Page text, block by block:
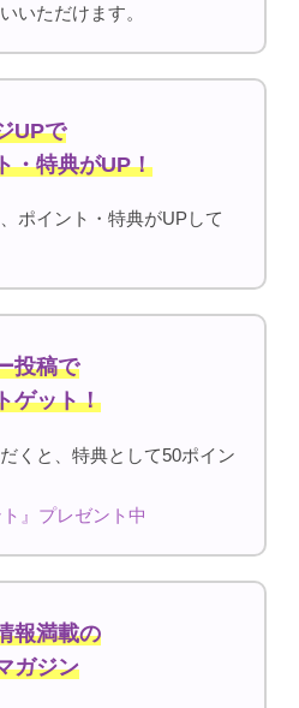
いただけます。
UPで
・特典がUP！
ポイント・特典がUPして
投稿で
ゲット！
くと、特典として50ポイン
』プレゼント中
報満載の
ガジン